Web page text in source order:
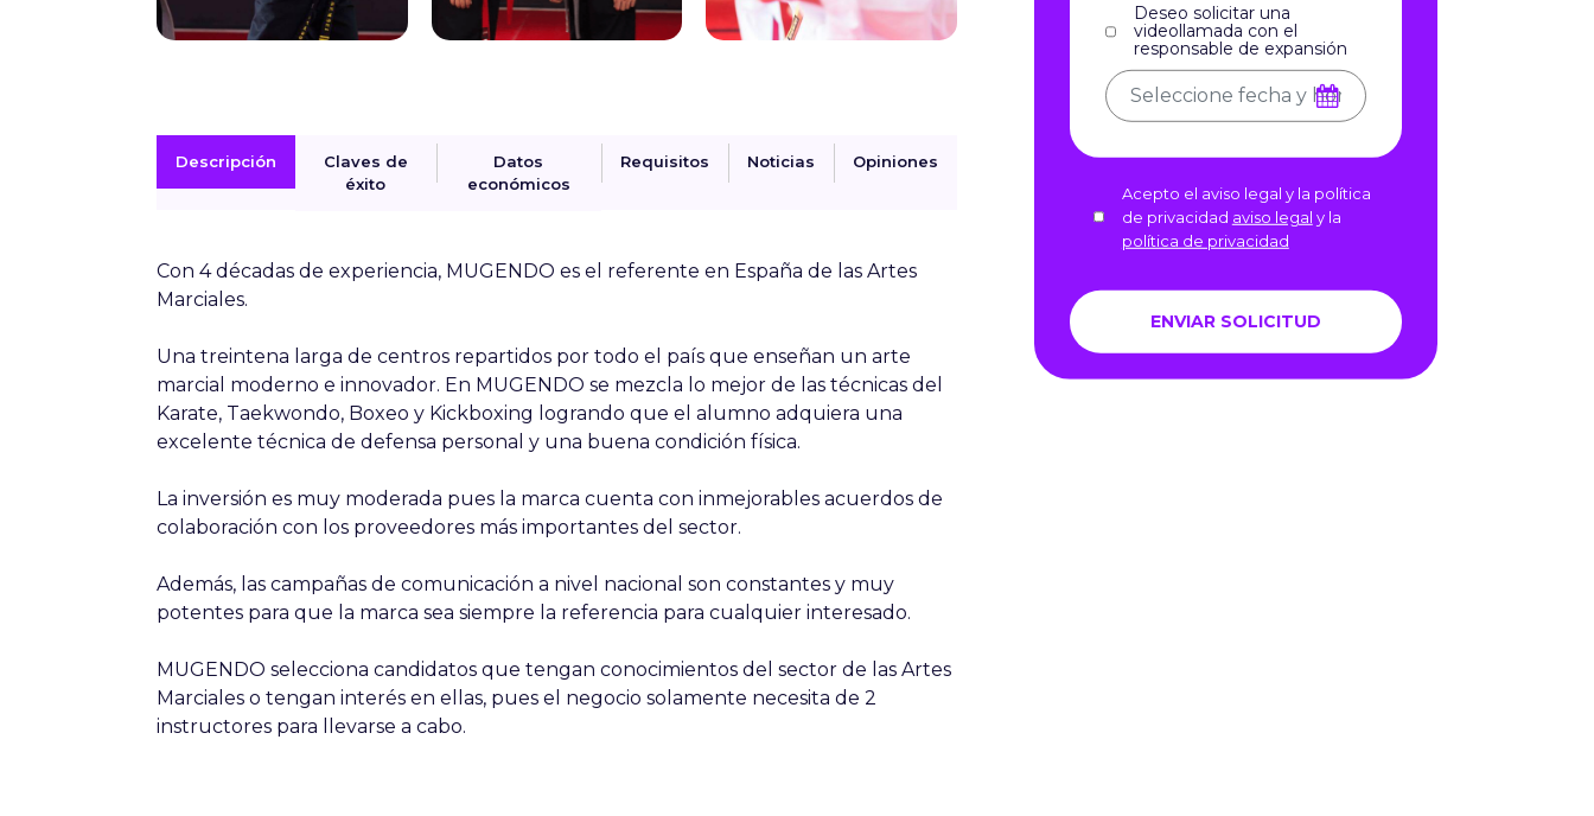
Descripción
Claves de
éxito
Datos
económicos
Requisitos Noticias Opiniones
Con 4 décadas de experiencia, MUGENDO es el referente en España de las Artes
Marciales.
Una treintena larga de centros repartidos por todo el país que enseñan un arte
marcial moderno e innovador. En MUGENDO se mezcla lo mejor de las técnicas del
Karate, Taekwondo, Boxeo y Kickboxing logrando que el alumno adquiera una
excelente técnica de defensa personal y una buena condición física.
La inversión es muy moderada pues la marca cuenta con inmejorables acuerdos de
colaboración con los proveedores más importantes del sector.
Además, las campañas de comunicación a nivel nacional son constantes y muy
potentes para que la marca sea siempre la referencia para cualquier interesado.
MUGENDO selecciona candidatos que tengan conocimientos del sector de las Artes
Marciales o tengan interés en ellas, pues el negocio solamente necesita de 2
instructores para llevarse a cabo.
Deseo solicitar una
videollamada con el
responsable de expansión
Acepto el aviso legal y la política
de privacidad aviso legal y la
política de privacidad